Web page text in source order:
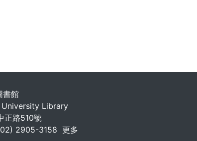
書館
Library
正路510號
2905-3158 更多